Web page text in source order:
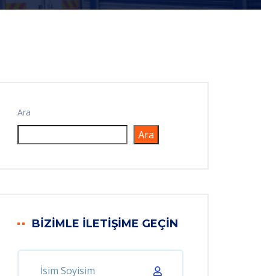
Ara
Ara
BIZIMLE İLETIŞIME GEÇIN